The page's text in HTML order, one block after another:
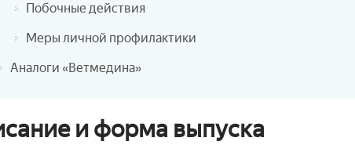
Побочные действия
Меры личной профилактики
Аналоги «Ветмедина»
и форма выпуска